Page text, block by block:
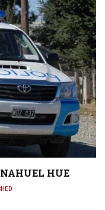
HUE